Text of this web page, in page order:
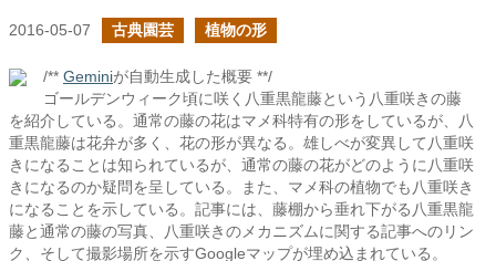
2016-05-07 古典園芸 植物の形
/** Geminiが自動生成した概要 **/
ゴールデンウィーク頃に咲く八重黒龍藤という八重咲きの藤
を紹介している。通常の藤の花はマメ科特有の形をしているが、八
重黒龍藤は花弁が多く、花の形が異なる。雄しべが変異して八重咲
きになることは知られているが、通常の藤の花がどのように八重咲
きになるのか疑問を呈している。また、マメ科の植物でも八重咲き
になることを示している。記事には、藤棚から垂れ下がる八重黒龍
藤と通常の藤の写真、八重咲きのメカニズムに関する記事へのリン
ク、そして撮影場所を示すGoogleマップが埋め込まれている。